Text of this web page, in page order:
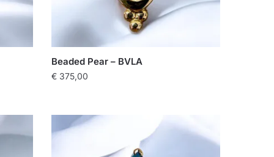
Beaded Pear – BVLA
€ 375,00